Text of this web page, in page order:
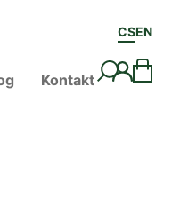
Kontakt
CSEN